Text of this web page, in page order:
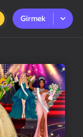
Girmek
Girmek